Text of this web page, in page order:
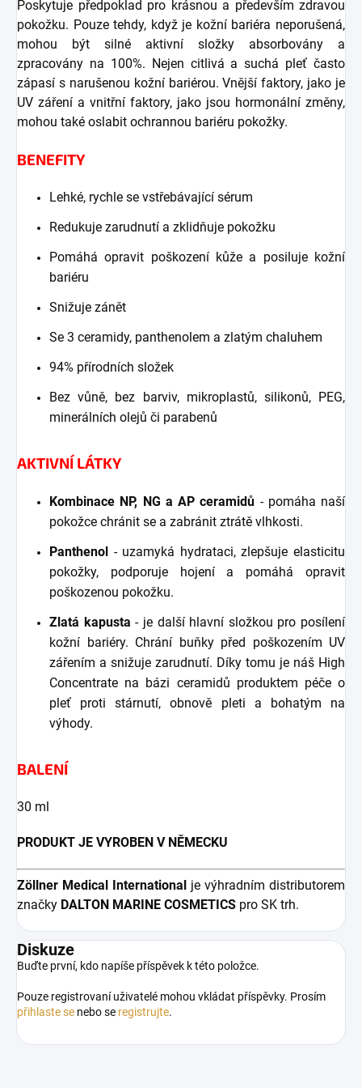
Poskytuje předpoklad pro krásnou a především zdravou
pokožku. Pouze tehdy, když je kožní bariéra neporušená,
mohou být silné aktivní složky absorbovány a
zpracovány na 100%. Nejen citlivá a suchá pleť často
zápasí s narušenou kožní bariérou. Vnější faktory, jako je
UV záření a vnitřní faktory, jako jsou hormonální změny,
mohou také oslabit ochrannou bariéru pokožky.
BENEFITY
Lehké, rychle se vstřebávající sérum
Redukuje zarudnutí a zklidňuje pokožku
Pomáhá opravit poškození kůže a posiluje kožní
bariéru
Snižuje zánět
Se 3 ceramidy, panthenolem a zlatým chaluhem
94% přírodních složek
Bez vůně, bez barviv, mikroplastů, silikonů, PEG,
minerálních olejů či parabenů
AKTIVNÍ LÁTKY
Kombinace NP, NG a AP ceramidů - pomáha naší
pokožce chránit se a zabránit ztrátě vlhkosti.
Panthenol - uzamyká hydrataci, zlepšuje elasticitu
pokožky, podporuje hojení a pomáhá opravit
poškozenou pokožku.
Zlatá kapusta - je další hlavní složkou pro posílení
kožní bariéry. Chrání buňky před poškozením UV
zářením a snižuje zarudnutí. Díky tomu je náš High
Concentrate na bázi ceramidů produktem péče o
pleť proti stárnutí, obnově pleti a bohatým na
výhody.
BALENÍ
30 ml
PRODUKT JE VYROBEN V NĚMECKU
Zöllner Medical International je výhradním distributorem
značky DALTON MARINE COSMETICS pro SK trh.
Diskuze
Buďte první, kdo napíše příspěvek k této položce.
Pouze registrovaní uživatelé mohou vkládat příspěvky. Prosím
přihlaste se nebo se registrujte.